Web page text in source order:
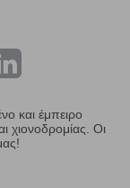
και έμπειρο
χιονοδρομίας. Οι